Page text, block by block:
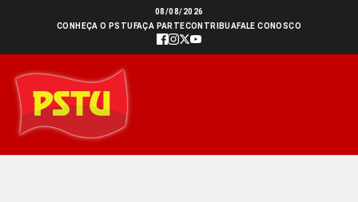
conteúdo
08/08/2026
CONHEÇA O PSTU FAÇA PARTECONTRIBUAFALE CONOSCO